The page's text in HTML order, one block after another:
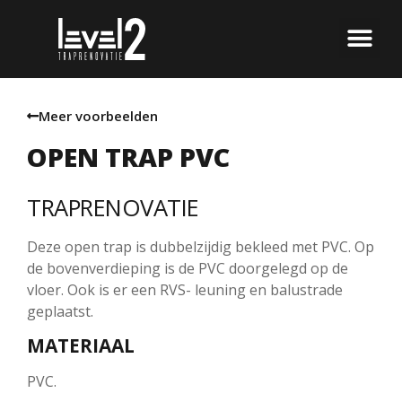
Meer voorbeelden
OPEN TRAP PVC
TRAPRENOVATIE
Deze open trap is dubbelzijdig bekleed met PVC. Op
de bovenverdieping is de PVC doorgelegd op de
vloer. Ook is er een RVS- leuning en balustrade
geplaatst.
MATERIAAL
PVC.